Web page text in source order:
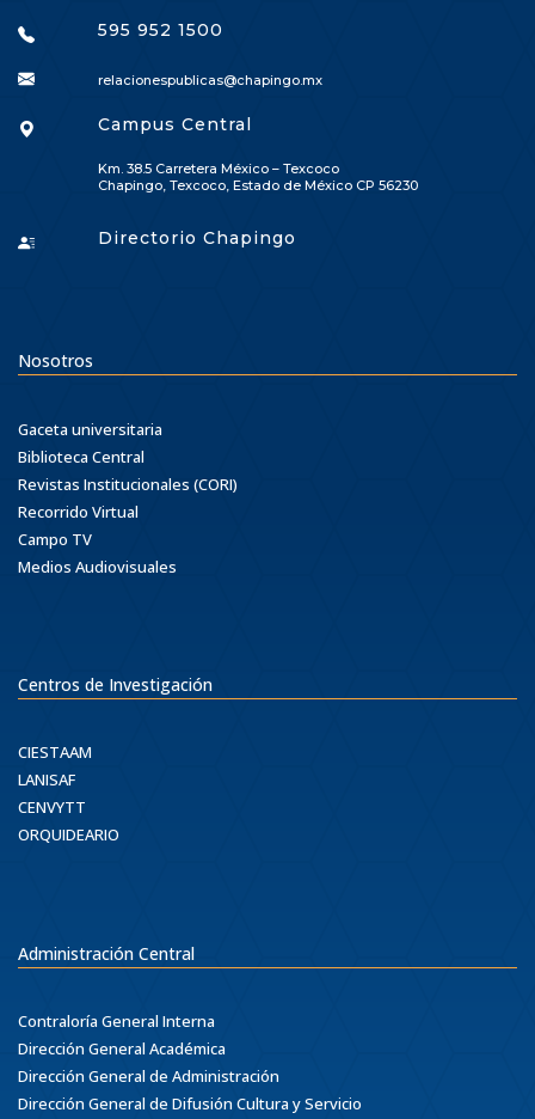
595 952 1500
relacionespublicas@chapingo.mx
Campus Central
Km. 38.5 Carretera México – Texcoco
Chapingo, Texcoco, Estado de México CP 56230
Directorio Chapingo
Nosotros
Gaceta universitaria
Biblioteca Central
Revistas Institucionales (CORI)
Recorrido Virtual
Campo TV
Medios Audiovisuales
Centros de Investigación
CIESTAAM
LANISAF
CENVYTT
ORQUIDEARIO
Administración Central
Contraloría General Interna
Dirección General Académica
Dirección General de Administración
Dirección General de Difusión Cultura y Servicio